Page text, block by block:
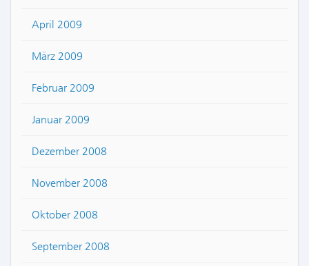
April 2009
März 2009
Februar 2009
Januar 2009
Dezember 2008
November 2008
Oktober 2008
September 2008